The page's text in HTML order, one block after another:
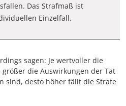
Das Strafmaß ist
Einzelfall.
sagen: Je wertvoller die
die Auswirkungen der Tat
sind, desto höher fällt die Strafe